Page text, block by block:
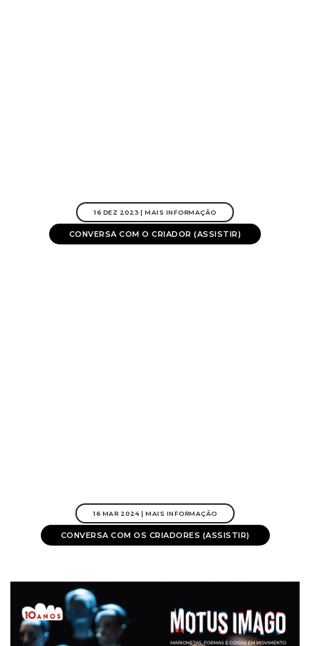
16 DEZ 2023 | MAIS INFORMAÇÃO
CONVERSA COM O CRIADOR (ASSISTIR)
16 MAR 2024 | MAIS INFORMAÇÃO
CONVERSA COM OS CRIADORES (ASSISTIR)